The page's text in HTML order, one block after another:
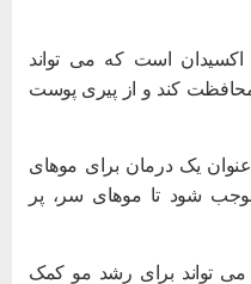
است که می تواند
کند و از پیری پوست
یک درمان برای موهای
شود تا موهای سر، پر
برای رشد مو کمک